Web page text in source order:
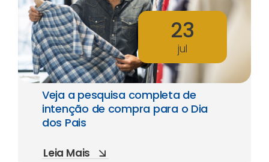
23
jul
Veja a pesquisa completa de
intenção de compra para o Dia
dos Pais
Leia Mais